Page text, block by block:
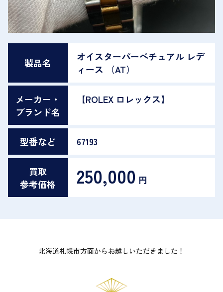
製品名
オイスターパーペチュアル レデ
ィース （AT）
メーカー・
ブランド名
【ROLEX ロレックス】
型番など 67193
買取
参考価格
250,000 円
北海道札幌市方面からお越しいただきました！